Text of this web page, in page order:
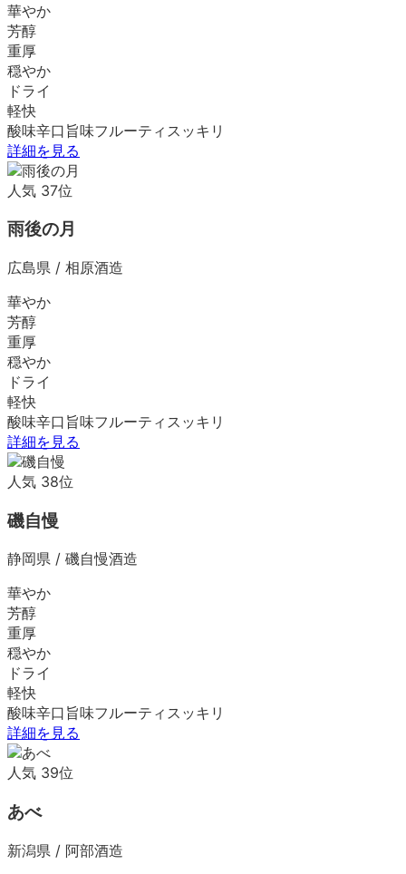
華やか
芳醇
重厚
穏やか
ドライ
軽快
酸味辛口 旨味フルーティ スッキリ
詳細を見る
人気 37位
雨後の月
広島県 / 相原酒造
華やか
芳醇
重厚
穏やか
ドライ
軽快
酸味辛口 旨味フルーティ スッキリ
詳細を見る
人気 38位
磯自慢
静岡県 / 磯自慢酒造
華やか
芳醇
重厚
穏やか
ドライ
軽快
酸味辛口 旨味フルーティ スッキリ
詳細を見る
人気 39位
あべ
新潟県 / 阿部酒造